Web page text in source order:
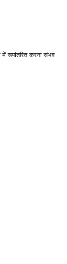
रूपांतरित करना संभव